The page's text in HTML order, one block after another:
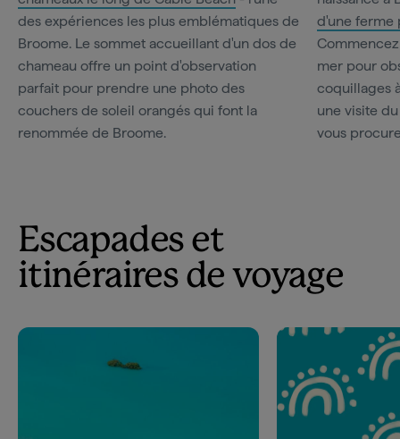
des expériences les plus emblématiques de
Broome. Le sommet accueillant d'un dos de
chameau offre un point d'observation
parfait pour prendre une photo des
couchers de soleil orangés qui font la
renommée de Broome.
d'une ferme
mer pour
coquillages
une visite
vous
Escapades et
itinéraires de voyage